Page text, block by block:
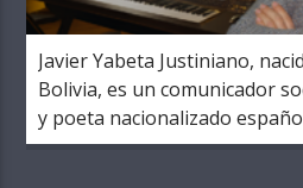
Javier Yabeta Justiniano,
Bolivia, es un comunicador
y poeta nacionalizado
edad mostró un gran